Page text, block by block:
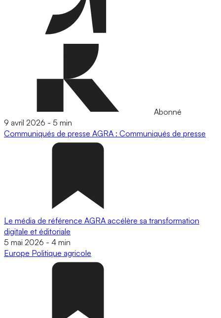
Abonné
9 avril 2026 - 5 min
Communiqués de presse AGRA : Communiqués de presse
Le média de référence AGRA accélère sa transformation
digitale et éditoriale
5 mai 2026 - 4 min
Europe Politique agricole